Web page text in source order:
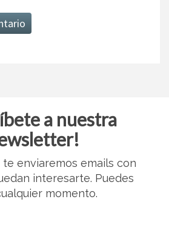
a nuestra
enviaremos emails con
interesarte. Puedes
momento.